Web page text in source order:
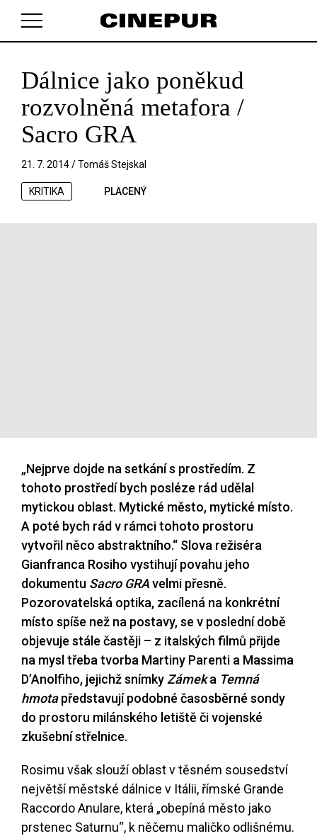
V košíku zatím nemáte žádné položky.
Dálnice jako poněkud
rozvolněná metafora /
Sacro GRA
21. 7. 2014 /Tomáš Stejskal
KRITIKA PLACENÝ
„Nejprve dojde na setkání s prostředím. Z
tohoto prostředí bych posléze rád udělal
mytickou oblast. Mytické město, mytické místo.
A poté bych rád v rámci tohoto prostoru
vytvořil něco abstraktního.“ Slova režiséra
Gianfranca Rosiho vystihují povahu jeho
dokumentu Sacro GRAvelmi přesně.
Pozorovatelská optika, zacílená na konkrétní
místo spíše než na postavy, se v poslední době
objevuje stále častěji – z italských filmů přijde
na mysl třeba tvorba Martiny Parenti a Massima
D’Anolfiho, jejichž snímkyZámeka Temná
hmotapředstavují podobné časosběrné sondy
do prostoru milánského letiště či vojenské
zkušební střelnice.
Rosimu však slouží oblast v těsném sousedství
největší městské dálnice v Itálii, římské Grande
Raccordo Anulare, která „obepíná město jako
prstenec Saturnu“, k něčemu maličko odlišnému.